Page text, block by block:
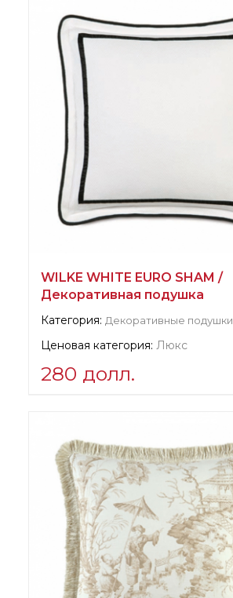
Scalamandre
Производитель:
WILKE WHITE EURO SHAM /
Декоративная подушка
Категория: Декоративные подушки
Ценовая категория: Люкс
280 долл.
Scalamandre
Производитель:США, Elizabeth